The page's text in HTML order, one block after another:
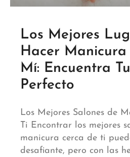
Los Mejores
Hacer Manicura
Mí: Encuentra
Perfecto
Los Mejores Salones de
Ti Encontrar los mejores
manicura cerca de ti
desafiante, pero con las